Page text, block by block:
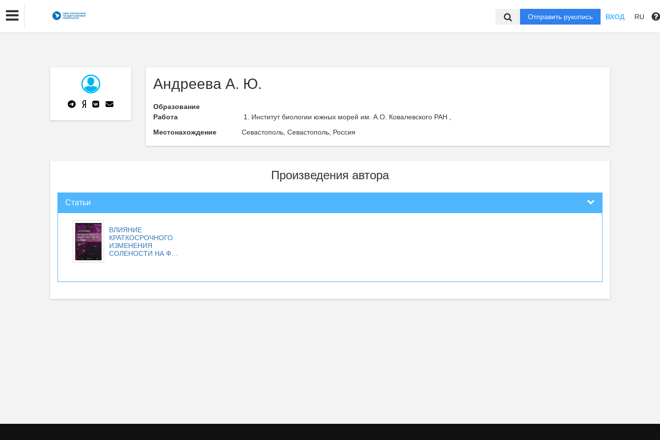
Отправить рукопись ВХОД RU
Андреева А. Ю.
Образование
Работа
Институт биологии южных морей им. А.О. Ковалевского РАН ,
Местонахождение
Севастополь, Севастополь, Россия
Произведения автора
Статьи
ВЛИЯНИЕ
КРАТКОСРОЧНОГО
ИЗМЕНЕНИЯ
СОЛЕНОСТИ НА Ф...